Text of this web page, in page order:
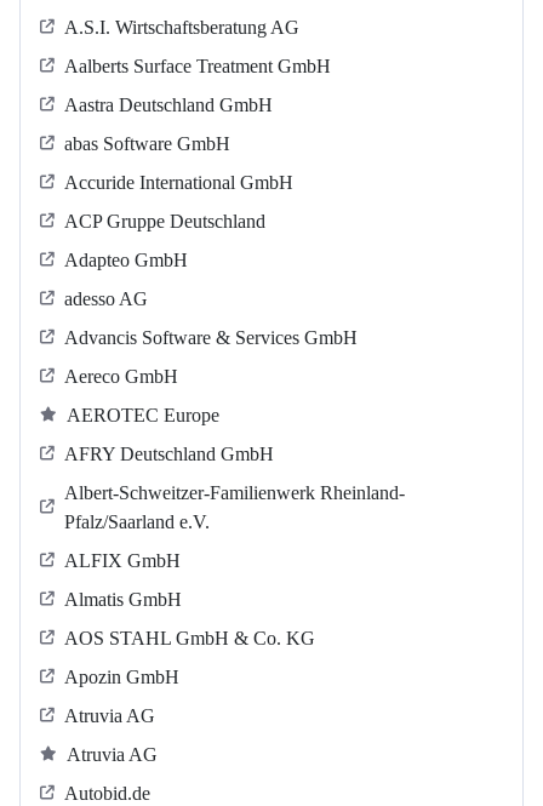
A.S.I. Wirtschaftsberatung AG
Aalberts Surface Treatment GmbH
Aastra Deutschland GmbH
abas Software GmbH
Accuride International GmbH
ACP Gruppe Deutschland
Adapteo GmbH
adesso AG
Advancis Software & Services GmbH
Aereco GmbH
AEROTEC Europe
AFRY Deutschland GmbH
Albert-Schweitzer-Familienwerk Rheinland-
Pfalz/Saarland e.V.
ALFIX GmbH
Almatis GmbH
AOS STAHL GmbH & Co. KG
Apozin GmbH
Atruvia AG
Atruvia AG
Autobid.de